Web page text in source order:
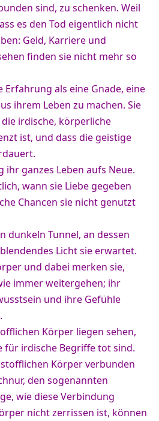
sind, zu schenken. Weil
es den Tod eigentlich nicht
Geld, Karriere und
finden sie nicht mehr so
Erfahrung als eine Gnade, eine
ihrem Leben zu machen. Sie
irdische, körperliche
ist, und dass die geistige
ihr ganzes Leben aufs Neue.
wann sie Liebe gegeben
Chancen sie nicht genutzt
dunkeln Tunnel, an dessen
Licht sie erwartet.
und dabei merken sie,
immer weitergehen; ihr
und ihre Gefühle
Körper liegen sehen,
für irdische Begriffe tot sind.
Körper verbunden
den sogenannten
wie diese Verbindung
nicht zerrissen ist, können